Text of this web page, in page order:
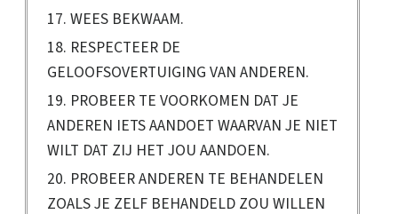
17. WEES BEKWAAM.
18. RESPECTEER DE
GELOOFSOVERTUIGING VAN ANDEREN.
19. PROBEER TE VOORKOMEN DAT JE
ANDEREN IETS AANDOET WAARVAN JE NIET
WILT DAT ZIJ HET JOU AANDOEN.
20. PROBEER ANDEREN TE BEHANDELEN
ZOALS JE ZELF BEHANDELD ZOU WILLEN